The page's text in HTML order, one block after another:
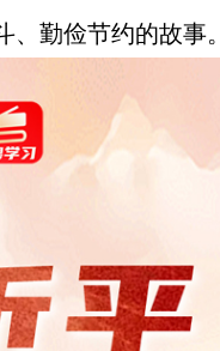
勤俭节约的故事。